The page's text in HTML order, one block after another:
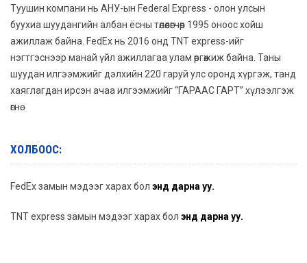
Туушин компани нь АНУ-ын Federal Express - олон улсын
буухиа шуудангийн албан ёсны төлөөлөгчөөр 1995 оноос хойш
ажиллаж байна. FedEx нь 2016 онд TNT express-ийг
нэгтгэснээр манай үйл ажиллагаа улам өргөжиж байна. Таны
шуудан илгээмжийг дэлхийн 220 гаруй улс оронд хүргэж, танд
хаяглагдан ирсэн ачаа илгээмжийг “ГАРААС ГАРТ” хүлээлгэж
өгнө.
ХОЛБООС:
FedEx замын мэдээг харах бол энд дарна уу.
TNT express замын мэдээг харах бол энд дарна уу.